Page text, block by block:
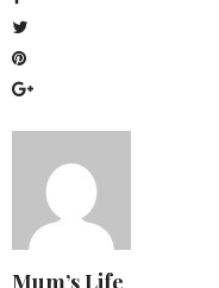
Mum’s Life